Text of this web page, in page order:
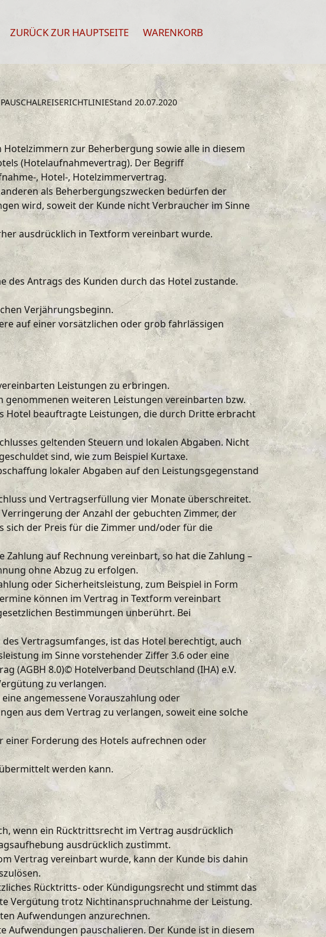
ZURÜCK ZUR HAUPTSEITE WARENKORB
20.07.2020
zur Beherbergung sowie alle in diesem
(Hotelaufnahmevertrag). Der Begriff
, Hotel-, Hotelzimmervertrag.
als Beherbergungszwecken bedürfen der
wird, soweit der Kunde nicht Verbraucher im Sinne
ausdrücklich in Textform vereinbart wurde.
Antrags des Kunden durch das Hotel zustande.
Verjährungsbeginn.
auf einer vorsätzlichen oder grob fahrlässigen
Leistungen zu erbringen.
weiteren Leistungen vereinbarten bzw.
Hotel beauftragte Leistungen, die durch Dritte erbracht
geltenden Steuern und lokalen Abgaben. Nicht
sind, wie zum Beispiel Kurtaxe.
lokaler Abgaben auf den Leistungsgegenstand
und Vertragserfüllung vier Monate überschreitet.
der Anzahl der gebuchten Zimmer, der
sich der Preis für die Zimmer und/oder für die
auf Rechnung vereinbart, so hat die Zahlung –
ohne Abzug zu erfolgen.
oder Sicherheitsleistung, zum Beispiel in Form
können im Vertrag in Textform vereinbart
Bestimmungen unberührt. Bei
Vertragsumfanges, ist das Hotel berechtigt, auch
im Sinne vorstehender Ziffer 3.6 oder eine
(AGBH 8.0)© Hotelverband Deutschland (IHA) e.V.
zu verlangen.
angemessene Vorauszahlung oder
aus dem Vertrag zu verlangen, soweit eine solche
Forderung des Hotels aufrechnen oder
werden kann.
wenn ein Rücktrittsrecht im Vertrag ausdrücklich
ausdrücklich zustimmt.
Vertrag vereinbart wurde, kann der Kunde bis dahin
Rücktritts- oder Kündigungsrecht und stimmt das
Vergütung trotz Nichtinanspruchnahme der Leistung.
Aufwendungen anzurechnen.
pauschalieren. Der Kunde ist in diesem